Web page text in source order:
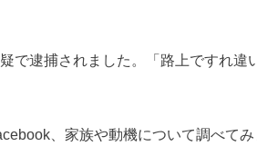
で逮捕されました。「路上ですれ
、家族や動機について調べてみ